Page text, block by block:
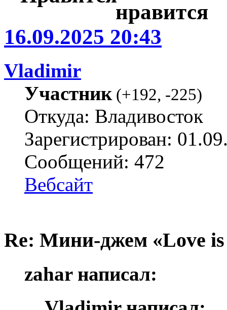
16.09.2025 20:43
Vladimir
Участник(+192, -225)
Откуда: Владивосток
Зарегистрирован:
Сообщений: 472
Вебсайт
Re: Мини-джем «Love is
zahar написал: